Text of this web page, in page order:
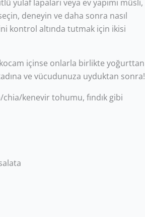
yulaf lapaları veya ev yapımı müsli,
deneyin ve daha sonra nasıl
kontrol altında tutmak için ikisi
içinse onlarla birlikte yoğurttan
ve vücudunuza uyduktan sonra!
kenevir tohumu, fındık gibi